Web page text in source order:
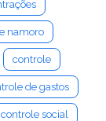
namoro
controle
de gastos
controle social